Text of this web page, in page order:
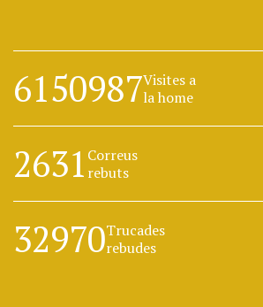
6150987Visites a
la home
2631 Correus
rebuts
32970Trucades
rebudes